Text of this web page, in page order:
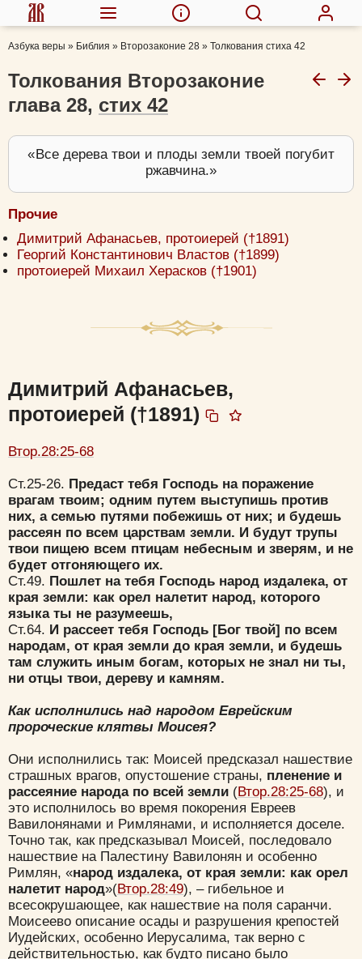
Азбука веры » Библия » Второзаконие 28 » Толкования стиха 42
Толкования Второзаконие
глава 28, стих 42
Все дерева твои и плоды земли твоей погубит
ржавчина.
Прочие
Димитрий Афанасьев, протоиерей (†1891)
Георгий Константинович Властов (†1899)
протоиерей Михаил Херасков (†1901)
Димитрий Афанасьев,
протоиерей (†1891)
Втор.28:25-68
Ст.25-26. Предаст тебя Господь на поражение
врагам твоим; одним путем выступишь против
них, а семью путями побежишь от них; и будешь
рассеян по всем царствам земли. И будут трупы
твои пищею всем птицам небесным и зверям, и не
будет отгоняющего их.
Ст.49. Пошлет на тебя Господь народ издалека, от
края земли: как орел налетит народ, которого
языка ты не разумеешь,
Ст.64. И рассеет тебя Господь [Бог твой] по всем
народам, от края земли до края земли, и будешь
там служить иным богам, которых не знал ни ты,
ни отцы твои, дереву и камням.
Как исполнились над народом Еврейским
пророческие клятвы Моисея?
Они исполнились так: Моисей предсказал нашествие
страшных врагов, опустошение страны, пленение и
рассеяние народа по всей земли (Втор.28:25-68), и
это исполнилось во время покорения Евреев
Вавилонянами и Римлянами, и исполняется доселе.
Точно так, как предсказывал Моисей, последовало
нашествие на Палестину Вавилонян и особенно
Римлян, «народ издалека, от края земли: как орел
налетит народ»(Втор.28:49), – гибельное и
всесокрушающее, как нашествие на поля саранчи.
Моисеево описание осады и разрушения крепостей
Иудейских, особенно Иерусалима, так верно с
действительностью, как будто писано было